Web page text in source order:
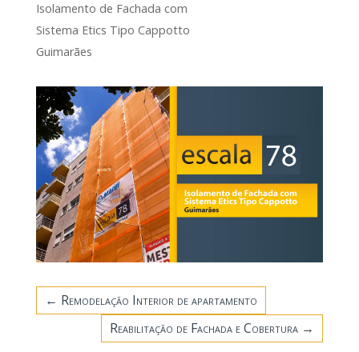
Isolamento de Fachada com
Sistema Etics Tipo Cappotto
Guimarães
← Remodelação Interior de apartamento
Reabilitação de Fachada e Cobertura →